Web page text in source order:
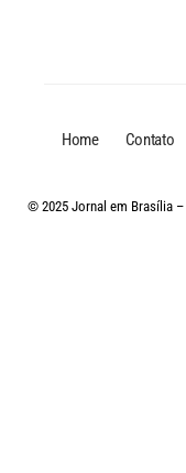
Home Contato
© 2025 Jornal em Brasília –